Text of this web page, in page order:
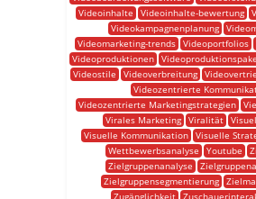
Videoinhalte
Videoinhalte-bewertung
Videokampagnenplanung
Videomarketing-trends
Videoportfolios
Videoproduktionen
Videostile
Videoverbreitung
Videozentrierte
Videozentrierte Marketingstrategien
Virales Marketing Viralität
Visuelle Kommunikation Visuelle
Wettbewerbsanalyse
Youtube
Zielgruppenanalyse
Zielgruppensegmentierung
Zugänglichkeit